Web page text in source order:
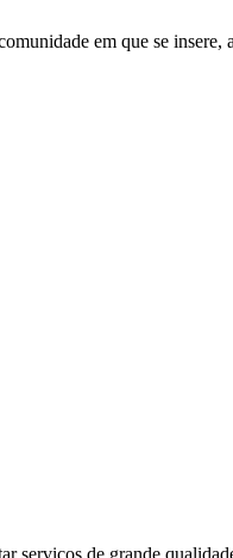
em que se insere,